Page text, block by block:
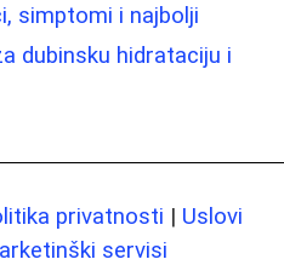
simptomi i najbolji
dubinsku hidrataciju i
privatnosti | Uslovi
servisi